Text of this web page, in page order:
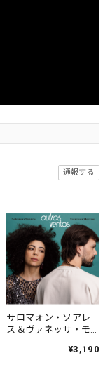
通報する
サロマォン・ソアレ
ス＆ヴァネッサ・モ
ス・ヴェントス』|
Vanessa
¥3,190